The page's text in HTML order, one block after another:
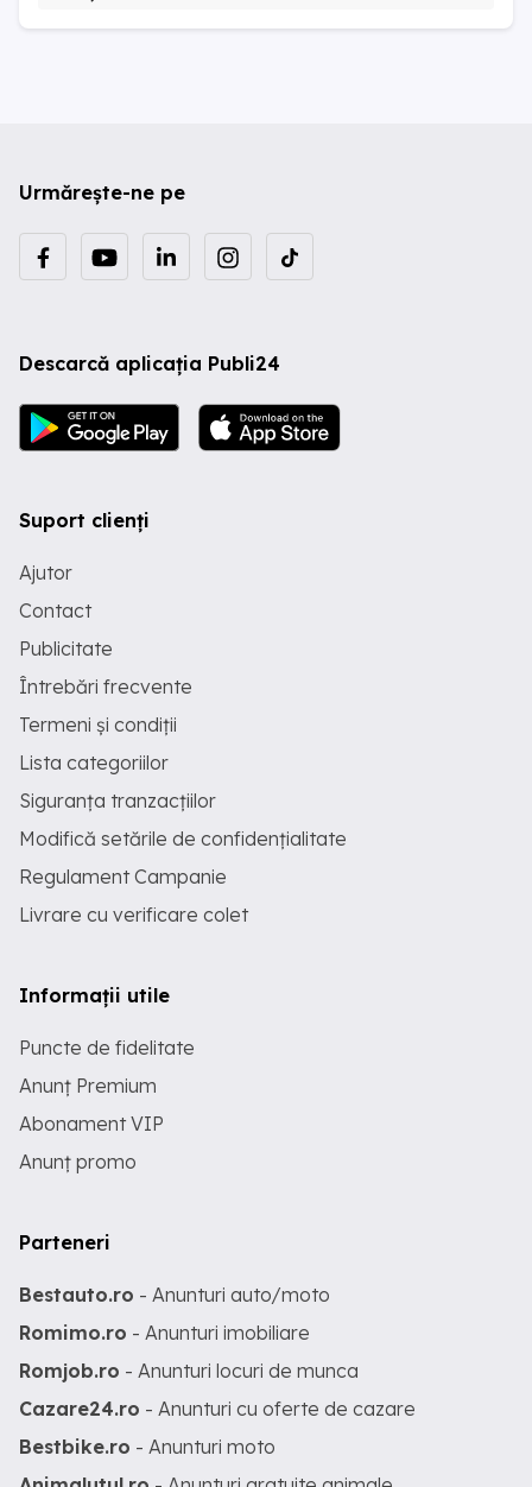
Urmărește-ne pe
Descarcă aplicația Publi24
Suport clienți
Ajutor
Contact
Publicitate
Întrebări frecvente
Termeni și condiții
Lista categoriilor
Siguranța tranzacțiilor
Modifică setările de confidențialitate
Regulament Campanie
Livrare cu verificare colet
Informații utile
Puncte de fidelitate
Anunț Premium
Abonament VIP
Anunț promo
Parteneri
Bestauto.ro - Anunturi auto/moto
Romimo.ro - Anunturi imobiliare
Romjob.ro - Anunturi locuri de munca
Cazare24.ro - Anunturi cu oferte de cazare
Bestbike.ro - Anunturi moto